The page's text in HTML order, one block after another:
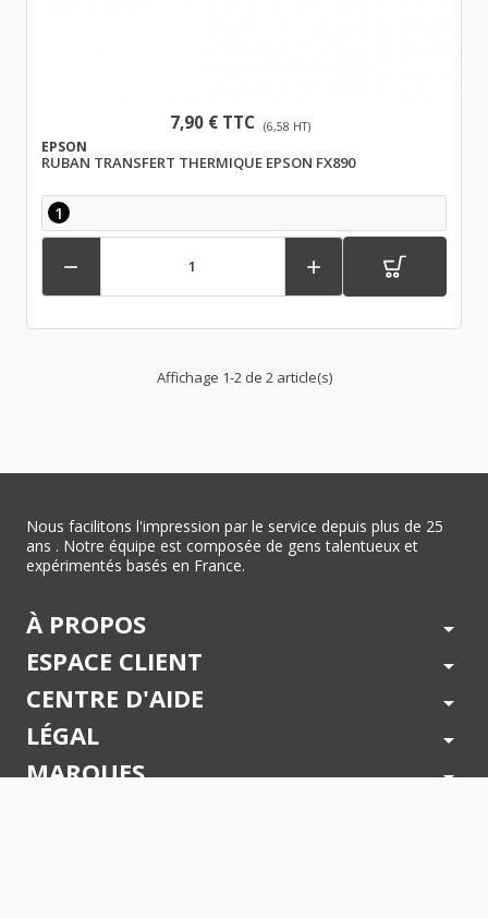
7,90 € TTC (6,58 HT)
EPSON
RUBAN TRANSFERT THERMIQUE EPSON FX890
1
 
Affichage 1-2 de 2 article(s)
Nous facilitons l'impression par le service depuis plus de 25
ans . Notre équipe est composée de gens talentueux et
expérimentés basés en France.
À PROPOS arrow_drop_down
ESPACE CLIENT arrow_drop_down
CENTRE D'AIDE arrow_drop_down
LÉGAL arrow_drop_down
MARQUES arrow_drop_down